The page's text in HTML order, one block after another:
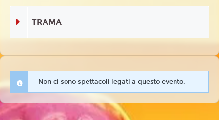
TRAMA
Non ci sono spettacoli legati a questo evento.